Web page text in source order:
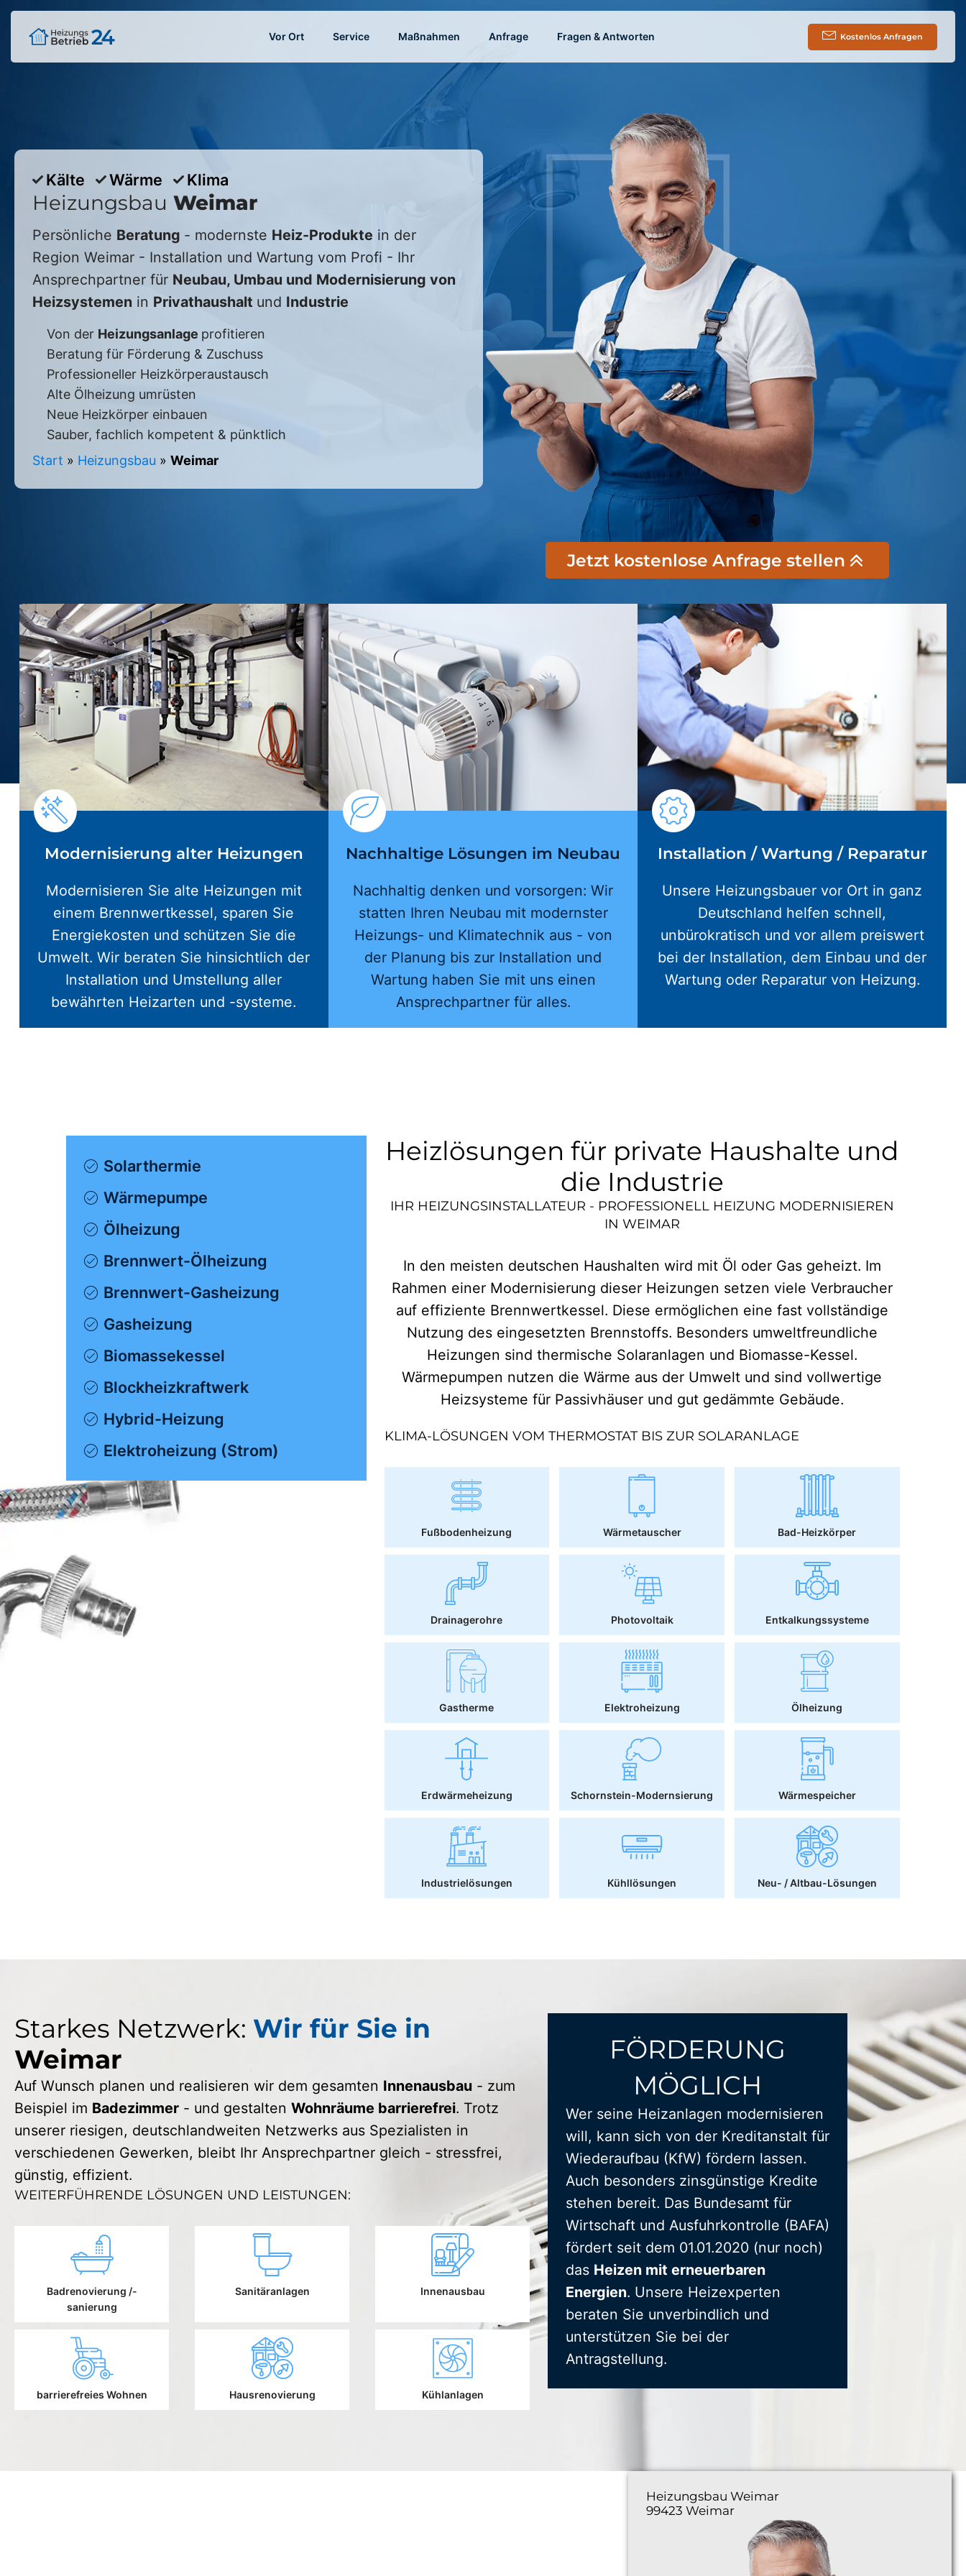
Vor Ort Service Maßnahmen Anfrage Fragen & Antworten Kostenlos Anfragen
Kälte Wärme Klima
Heizungsbau Weimar
Persönliche Beratung - modernste Heiz-Produkte in der
Region Weimar - Installation und Wartung vom Profi - Ihr
Ansprechpartner für Neubau, Umbau und Modernisierung von
Heizsystemen in Privathaushalt und Industrie
Von der Heizungsanlage profitieren
Beratung für Förderung & Zuschuss
Professioneller Heizkörperaustausch
Alte Ölheizung umrüsten
Neue Heizkörper einbauen
Sauber, fachlich kompetent & pünktlich
Start » Heizungsbau » Weimar
Jetzt kostenlose Anfrage stellen
Modernisierung alter Heizungen
Modernisieren Sie alte Heizungen mit
einem Brennwertkessel, sparen Sie
Energiekosten und schützen Sie die
Umwelt. Wir beraten Sie hinsichtlich der
Installation und Umstellung aller
bewährten Heizarten und -systeme.
Nachhaltige Lösungen im Neubau
Nachhaltig denken und vorsorgen: Wir
statten Ihren Neubau mit modernster
Heizungs- und Klimatechnik aus - von
der Planung bis zur Installation und
Wartung haben Sie mit uns einen
Ansprechpartner für alles.
Installation / Wartung / Reparatur
Unsere Heizungsbauer vor Ort in ganz
Deutschland helfen schnell,
unbürokratisch und vor allem preiswert
bei der Installation, dem Einbau und der
Wartung oder Reparatur von Heizung.
Solarthermie
Wärmepumpe
Ölheizung
Brennwert-Ölheizung
Brennwert-Gasheizung
Gasheizung
Biomassekessel
Blockheizkraftwerk
Hybrid-Heizung
Elektroheizung (Strom)
Heizlösungen für private Haushalte und
die Industrie
IHR HEIZUNGSINSTALLATEUR - PROFESSIONELL HEIZUNG MODERNISIEREN
IN WEIMAR
In den meisten deutschen Haushalten wird mit Öl oder Gas geheizt. Im
Rahmen einer Modernisierung dieser Heizungen setzen viele Verbraucher
auf effiziente Brennwertkessel. Diese ermöglichen eine fast vollständige
Nutzung des eingesetzten Brennstoffs. Besonders umweltfreundliche
Heizungen sind thermische Solaranlagen und Biomasse-Kessel.
Wärmepumpen nutzen die Wärme aus der Umwelt und sind vollwertige
Heizsysteme für Passivhäuser und gut gedämmte Gebäude.
KLIMA-LÖSUNGEN VOM THERMOSTAT BIS ZUR SOLARANLAGE
Fußbodenheizung Wärmetauscher Bad-Heizkörper
Drainagerohre Photovoltaik Entkalkungssysteme
Gastherme Elektroheizung Ölheizung
Erdwärmeheizung Schornstein-Modernsierung Wärmespeicher
Industrielösungen Kühllösungen Neu- / Altbau-Lösungen
Starkes Netzwerk: Wir für Sie in
Weimar
Auf Wunsch planen und realisieren wir dem gesamten Innenausbau - zum
Beispiel im Badezimmer - und gestalten Wohnräume barrierefrei. Trotz
unserer riesigen, deutschlandweiten Netzwerks aus Spezialisten in
verschiedenen Gewerken, bleibt Ihr Ansprechpartner gleich - stressfrei,
günstig, effizient.
WEITERFÜHRENDE LÖSUNGEN UND LEISTUNGEN:
Badrenovierung /-
sanierung
Sanitäranlagen Innenausbau
barrierefreies Wohnen Hausrenovierung Kühlanlagen
FÖRDERUNG
MÖGLICH
Wer seine Heizanlagen modernisieren
will, kann sich von der Kreditanstalt für
Wiederaufbau (KfW) fördern lassen.
Auch besonders zinsgünstige Kredite
stehen bereit. Das Bundesamt für
Wirtschaft und Ausfuhrkontrolle (BAFA)
fördert seit dem 01.01.2020 (nur noch)
das Heizen mit erneuerbaren
Energien. Unsere Heizexperten
beraten Sie unverbindlich und
unterstützen Sie bei der
Antragstellung.
Heizungsbau Weimar
99423 Weimar